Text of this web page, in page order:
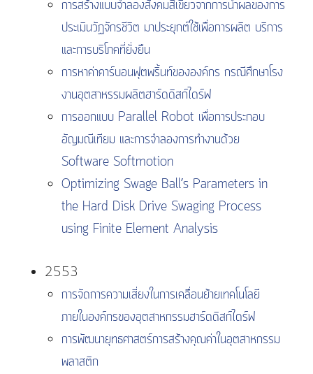
การสร้างแบบจำลองสังคมสีเขียวจากการนำผลของการ
ประเมินวัฏจักรชีวิต มาประยุกต์ใช้เพื่อการผลิต บริการ
และการบริโภคที่ยั่งยืน
การหาค่าคาร์บอนฟุตพริ้นท์ขององค์กร กรณีศึกษาโรง
งานอุตสาหรรมผลิตฮาร์ดดิสก์ไดร์ฟ
การออกแบบ Parallel Robot เพื่อการประกอบ
อัญมณีเทียม และการจำลองการทำงานด้วย
Software Softmotion
Optimizing Swage Ball’s Parameters in
the Hard Disk Drive Swaging Process
using Finite Element Analysis
2553
การจัดการความเสี่ยงในการเคลื่อนย้ายเทคโนโลยี
ภายในองค์กรของอุตสาหกรรมฮาร์ดดิสก์ไดร์ฟ
การพัฒนายุทธศาสตร์การสร้างคุณค่าในอุตสาหกรรม
พลาสติก